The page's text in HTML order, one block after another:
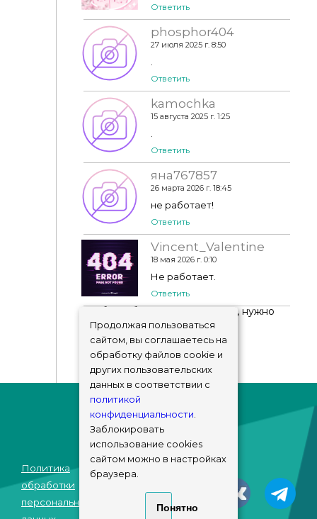
Ответить
phosphor404
27 июля 2025 г. 8:50
Ответить
kamochka
15 августа 2025 г. 1:25
Ответить
яна767857
26 марта 2026 г. 18:45
не работает!
Ответить
Vincent_Valentine
18 мая 2026 г. 0:10
Не работает.
Ответить
Чтобы добавить комментарий, нужно
авторизоваться!
Политика
обработки
персональных
© sims-market
2018 - 2026
Продолжая пользоваться
сайтом, вы соглашаетесь на
обработку файлов cookie и
других пользовательских
данных в соответствии с
политикой
конфиденциальности.
Заблокировать
использование cookies
сайтом можно в настройках
браузера.
Понятно